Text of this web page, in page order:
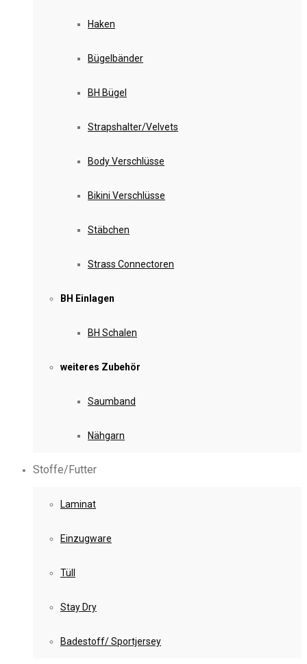
Haken
Bügelbänder
BH Bügel
Strapshalter/Velvets
Body Verschlüsse
Bikini Verschlüsse
Stäbchen
Strass Connectoren
BH Einlagen
BH Schalen
weiteres Zubehör
Saumband
Nähgarn
Stoffe/Futter
Laminat
Einzugware
Tüll
Stay Dry
Badestoff/ Sportjersey